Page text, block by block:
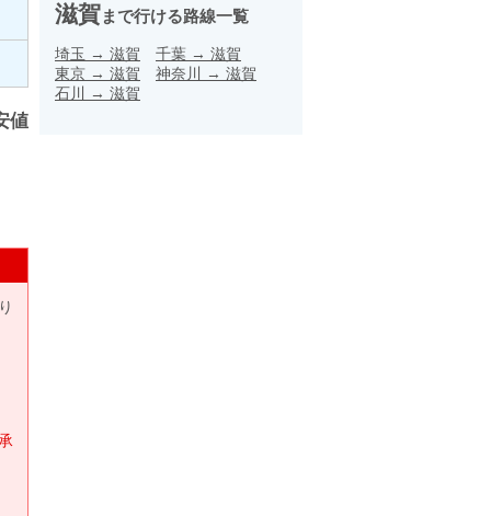
値
滋賀まで行ける路線一覧
埼玉 → 滋賀 千葉 → 滋賀
東京 → 滋賀 神奈川 → 滋賀
石川
→ 滋賀